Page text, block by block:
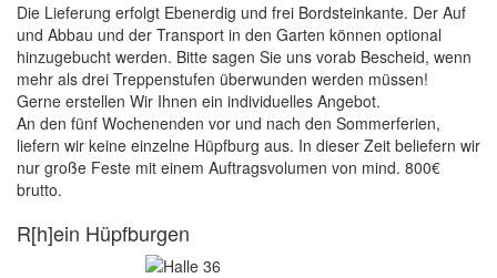
Die Lieferung erfolgt Ebenerdig und frei Bordsteinkante. Der Auf
und Abbau und der Transport in den Garten können optional
hinzugebucht werden. Bitte sagen Sie uns vorab Bescheid, wenn
mehr als drei Treppenstufen überwunden werden müssen!
Gerne erstellen Wir Ihnen ein individuelles Angebot.
An den fünf Wochenenden vor und nach den Sommerferien,
liefern wir keine einzelne Hüpfburg aus. In dieser Zeit beliefern wir
nur große Feste mit einem Auftragsvolumen von mind. 800€
brutto.
R[h]ein Hüpfburgen